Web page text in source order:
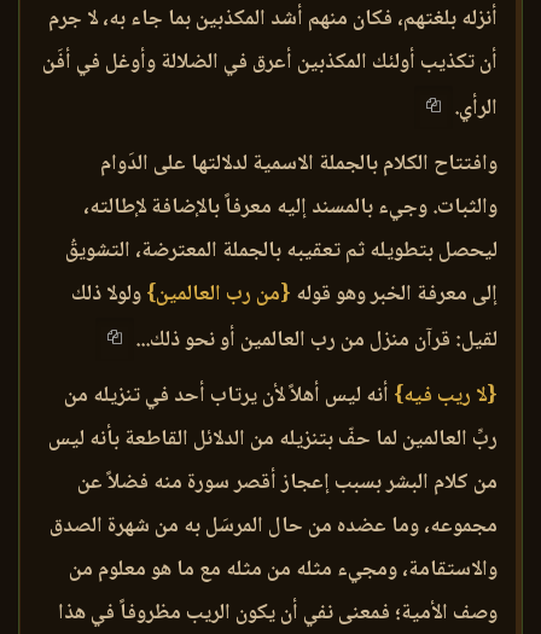
أنزله بلغتهم، فكان منهم أشد المكذبين بما جاء به، لا جرم
أن تكذيب أولئك المكذبين أعرق في الضلالة وأوغل في أفَن
الرأي.
وافتتاح الكلام بالجملة الاسمية لدلالتها على الدَوام
والثبات. وجيء بالمسند إليه معرفاً بالإضافة لإطالته،
ليحصل بتطويله ثم تعقيبه بالجملة المعترضة، التشويقُ
إلى معرفة الخبر وهو قوله {من رب العالمين}ولولا ذلك
لقيل: قرآن منزل من رب العالمين أو نحو ذلك...
{لا ريب فيه} أنه ليس أهلاً لأن يرتاب أحد في تنزيله من
ربِّ العالمين لما حفّ بتنزيله من الدلائل القاطعة بأنه ليس
من كلام البشر بسبب إعجاز أقصر سورة منه فضلاً عن
مجموعه، وما عضده من حال المرسَل به من شهرة الصدق
والاستقامة، ومجيء مثله من مثله مع ما هو معلوم من
وصف الأمية؛ فمعنى نفي أن يكون الريب مظروفاً في هذا